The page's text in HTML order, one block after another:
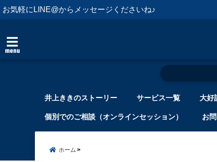
お気軽にLINE@からメッセージくださいね♪
menu
井上ききのストーリー サービス一覧 大好
個別でのご相談（オンラインセッション） お
ホーム